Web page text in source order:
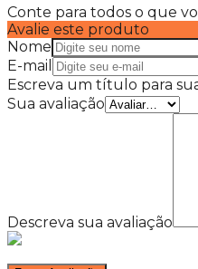
Conte para todos o que
Avalie este produto
Nome
E-mail
Escreva um título para
Sua avaliação
Descreva sua avaliação